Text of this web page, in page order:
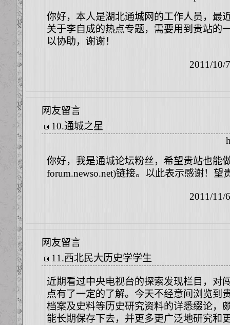
你好，本人是湖北通城网的工作人员，最
关于李自成的热点专题，需要用到贵站的
以协助，谢谢！
2011/10/
网友留言
10.通城之星
你好，我是通城论坛粉丝，希望贵站也能
forum.newso.net)链接。以此表示感谢！望
2011/11/
网友留言
11 .西北民大历史学学生
近期看过中央电视台的探索发现栏目，对
点有了一定的了解。今天不经意间浏览到
档案及史料等历史研究资料的详悉缀论，
能长期保存下去，并更多更广泛地研究和